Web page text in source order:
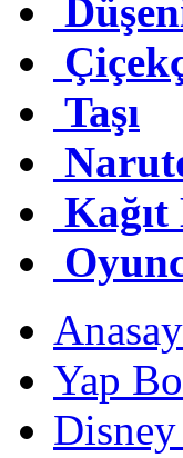
Taşı
Kağıt
Yap